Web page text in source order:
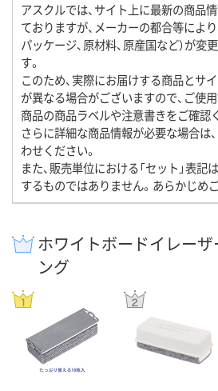
アスクルでは、サイト上に最新の商品
ておりますが、メーカーの都合等により
パッケージ、原材料、原産国など）が変
す。
このため、実際にお届けする商品とサ
が異なる場合がございますので、ご使
商品の商品ラベルや注意書きをご確認
さらに詳細な商品情報が必要な場合は
わせください。
また、販売単位における「セット」表記
するものではありません。あらかじめ
ホワイトボードイレー
ング